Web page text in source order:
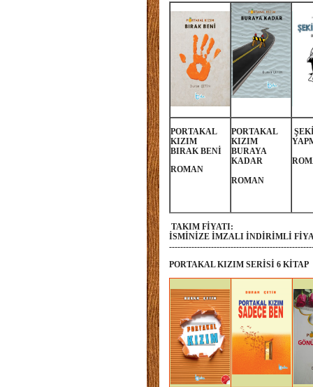
PORTAKAL
KIZIM
BIRAK BENİ
ROMAN
PORTAKAL
KIZIM
BURAYA
KADAR
ROMAN
TAKIM FİYATI:
İSMİNİZE İMZALI İNDİRİMLİ
PORTAKAL KIZIM SERİSİ 6 KİTAP